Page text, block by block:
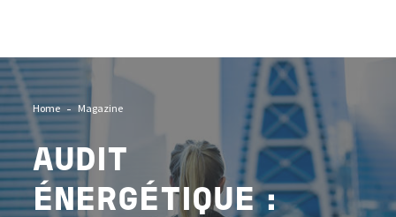
Image
Home Magazine
AUDIT
ÉNERGÉTIQUE :